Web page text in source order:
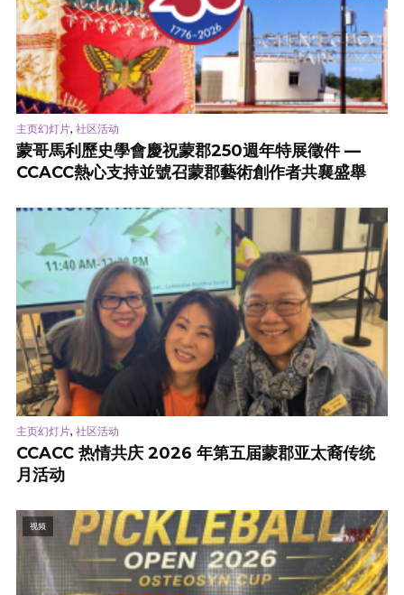
主页幻灯片, 社区活动
蒙哥馬利歷史學會慶祝蒙郡250週年特展徵件 —
CCACC熱心支持並號召蒙郡藝術創作者共襄盛舉
主页幻灯片, 社区活动
CCACC 热情共庆 2026 年第五届蒙郡亚太裔传统
月活动
视频